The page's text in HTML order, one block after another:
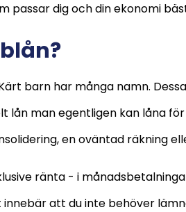
passar dig och din ekonomi
barn har många namn.
lån man egentligen kan låna
en oväntad räkning
ränta - i
att du inte behöver